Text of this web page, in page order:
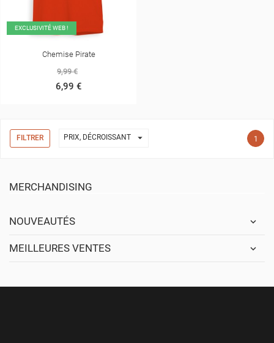
MERCHANDISING
NOUVEAUTÉS
MEILLEURES VENTES
EXCLUSIVITÉ WEB !
Chemise Pirate
9,99 €
6,99 €
FILTRER PRIX, DÉCROISSANT  1